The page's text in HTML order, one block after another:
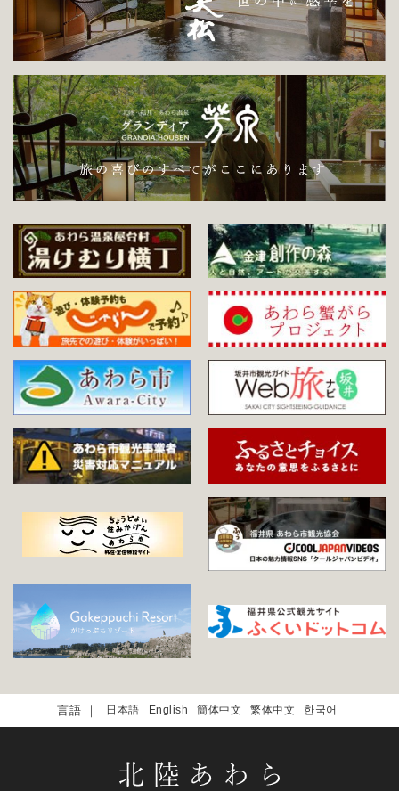
日本語 English 簡体中文 繁体中文 한국어